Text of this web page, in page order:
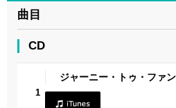
曲目
CD
1
ジャーニー・トゥ・ファ